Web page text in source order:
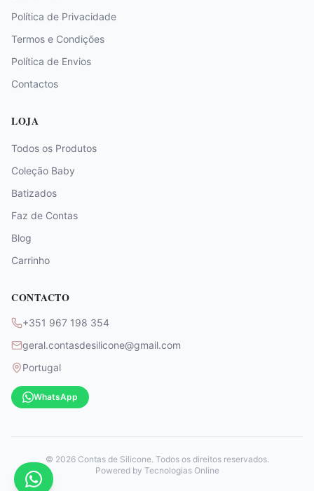
Política de Privacidade
Termos e Condições
Política de Envios
Contactos
LOJA
Todos os Produtos
Coleção Baby
Batizados
Faz de Contas
Blog
Carrinho
CONTACTO
+351 967 198 354
geral.contasdesilicone@gmail.com
Portugal
WhatsApp
© 2026Contas de Silicone. Todos os direitos reservados.
Powered by Tecnologias Online